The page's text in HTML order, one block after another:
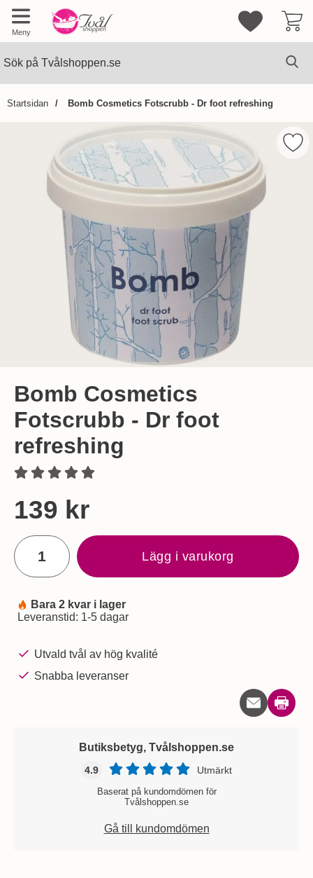
Meny
Mina
Startsidan Bomb Cosmetics Fotscrubb - Dr foot refreshing
Bomb Cosmetics
Fotscrubb - Dr foot
refreshing
Handla denna produkt Bomb Cosmetics Fotscrubb - Dr foot
pris
139 kr
antal
Lägg i varukorg
Tillgänglighet:
Bara 2 kvar i lager
Leveranstid: 1-5 dagar
Utvald tvål av hög kvalité
Snabba leveranser
Skriv
Butiksbetyg, Tvålshoppen.se
4.9 Utmärkt
Baserat på kundomdömen för
Tvålshoppen.se
Gå till kundomdömen